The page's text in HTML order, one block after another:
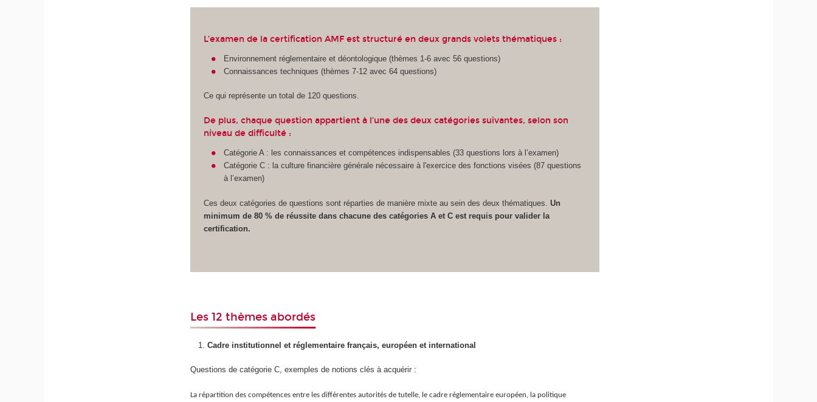
L’examen de la certification AMF est structuré en deux grands volets thématiques :
Environnement réglementaire et déontologique (thèmes 1-6 avec 56 questions)
Connaissances techniques (thèmes 7-12 avec 64 questions)
Ce qui représente un total de 120 questions.
De plus, chaque question appartient à l’une des deux catégories suivantes, selon son
niveau de difficulté :
Catégorie A : les connaissances et compétences indispensables (33 questions lors à l’examen)
Catégorie C : la culture financière générale nécessaire à l'exercice des fonctions visées (87 questions
à l’examen)
Ces deux catégories de questions sont réparties de manière mixte au sein des deux thématiques.Un
minimum de 80 % de réussite dans chacune des catégories A et C est requis pour valider la
certification.
Les 12 thèmes abordés
Cadre institutionnel et réglementaire français, européen et international
Questions de catégorie C, exemples de notions clés à acquérir :
La répartition des compétences entre les différentes autorités de tutelle, le cadre réglementaire européen, la politique